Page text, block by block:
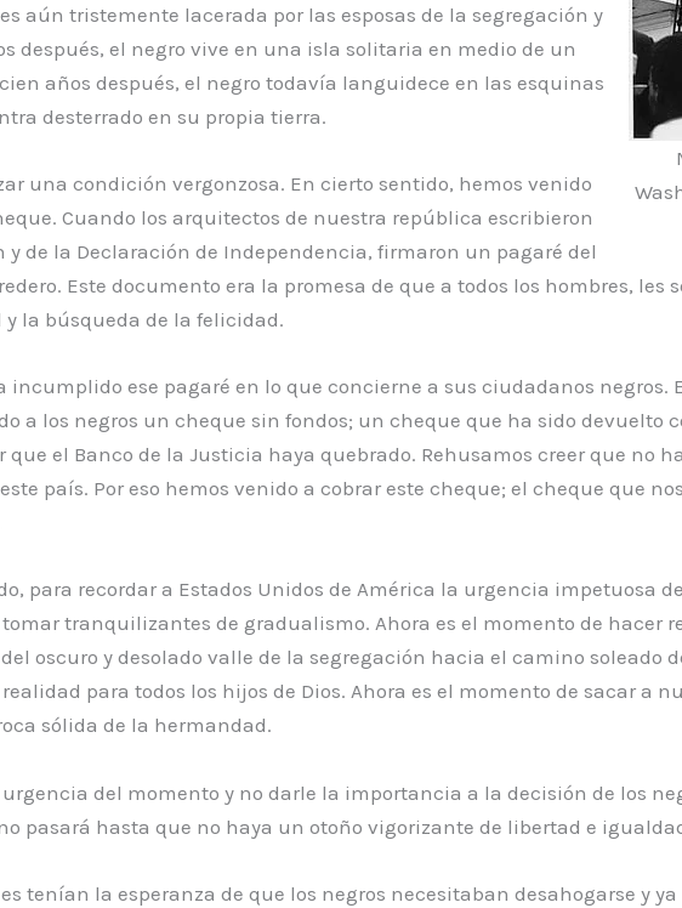
aún tristemente lacerada por las esposas de la segregación y
después, el negro vive en una isla solitaria en medio de un
años después, el negro todavía languidece en las esquinas
desterrado en su propia tierra.
una condición vergonzosa. En cierto sentido, hemos venido
Cuando los arquitectos de nuestra república escribieron
de la Declaración de Independencia, firmaron un pagaré del
Este documento era la promesa de que a todos los hombres, les
la búsqueda de la felicidad.
incumplido ese pagaré en lo que concierne a sus ciudadanos negros.
a los negros un cheque sin fondos; un cheque que ha sido devuelto
el Banco de la Justicia haya quebrado. Rehusamos creer que no
país. Por eso hemos venido a cobrar este cheque; el cheque que
para recordar a Estados Unidos de América la urgencia impetuosa
tranquilizantes de gradualismo. Ahora es el momento de hacer
oscuro y desolado valle de la segregación hacia el camino soleado
para todos los hijos de Dios. Ahora es el momento de sacar a
sólida de la hermandad.
del momento y no darle la importancia a la decisión de los
pasará hasta que no haya un otoño vigorizante de libertad e
tenían la esperanza de que los negros necesitaban desahogarse y